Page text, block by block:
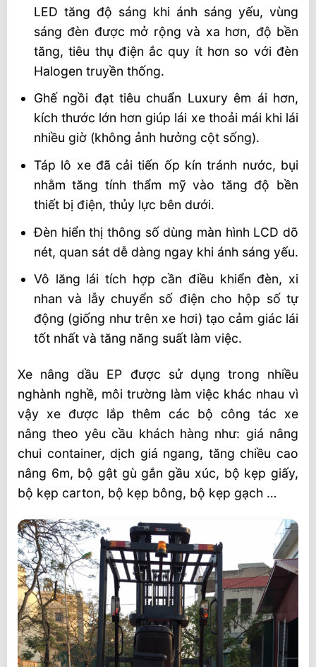
LED tăng độ sáng khi ánh sáng yếu, vùng
sáng đèn được mở rộng và xa hơn, độ bền
tăng, tiêu thụ điện ắc quy ít hơn so với đèn
Halogen truyền thống.
Ghế ngồi đạt tiêu chuẩn Luxury êm ái hơn,
kích thước lớn hơn giúp lái xe thoải mái khi lái
nhiều giờ (không ảnh hưởng cột sống).
Táp lô xe đã cải tiến ốp kín tránh nước, bụi
nhằm tăng tính thẩm mỹ vào tăng độ bền
thiết bị điện, thủy lực bên dưới.
Đèn hiển thị thông số dùng màn hình LCD dõ
nét, quan sát dễ dàng ngay khi ánh sáng yếu.
Vô lăng lái tích hợp cần điều khiển đèn, xi
nhan và lẫy chuyển số điện cho hộp số tự
động (giống như trên xe hơi) tạo cảm giác lái
tốt nhất và tăng năng suất làm việc.
Xe nâng dầu EP được sử dụng trong nhiều
nghành nghề, môi trường làm việc khác nhau vì
vậy xe được lắp thêm các bộ công tác xe
nâng theo yêu cầu khách hàng như: giá nâng
chui container, dịch giá ngang, tăng chiều cao
nâng 6m, bộ gật gù gắn gầu xúc, bộ kẹp giấy,
bộ kẹp carton, bộ kẹp bông, bộ kẹp gạch …